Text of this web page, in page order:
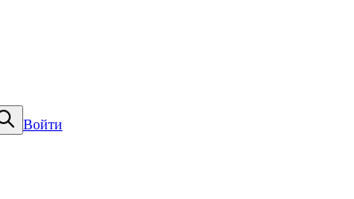
Войти